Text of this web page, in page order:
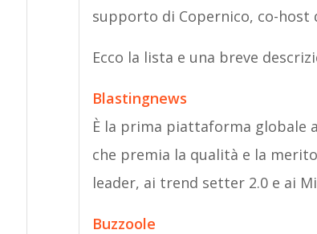
supporto di Copernico, co-host
Ecco la lista e una breve
Blastingnews
È la prima piattaforma globale
che premia la qualità e la
leader, ai trend setter 2.0 e ai
Buzzoole